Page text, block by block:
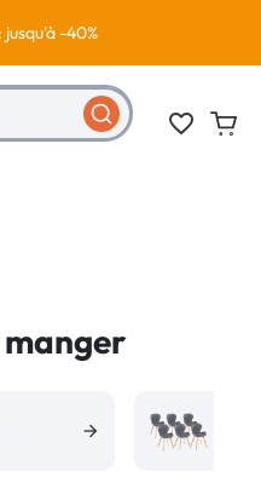
-40%
favorite_border
manger